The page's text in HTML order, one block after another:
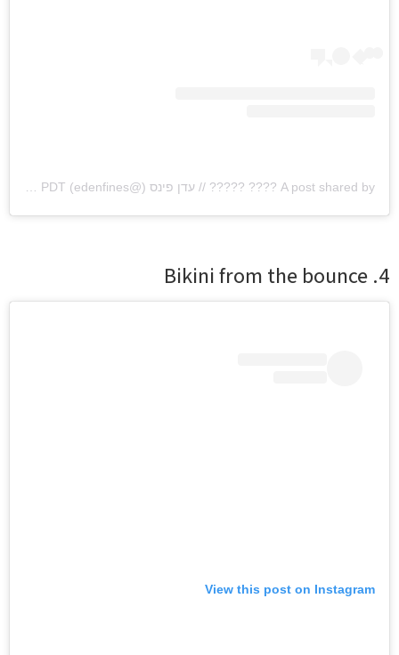
A post shared by ???? ????? // עדן פינס (@edenfines) Sep 13, 2020 at 10:52am PDT
4. Bikini from the bounce
View this post on Instagram